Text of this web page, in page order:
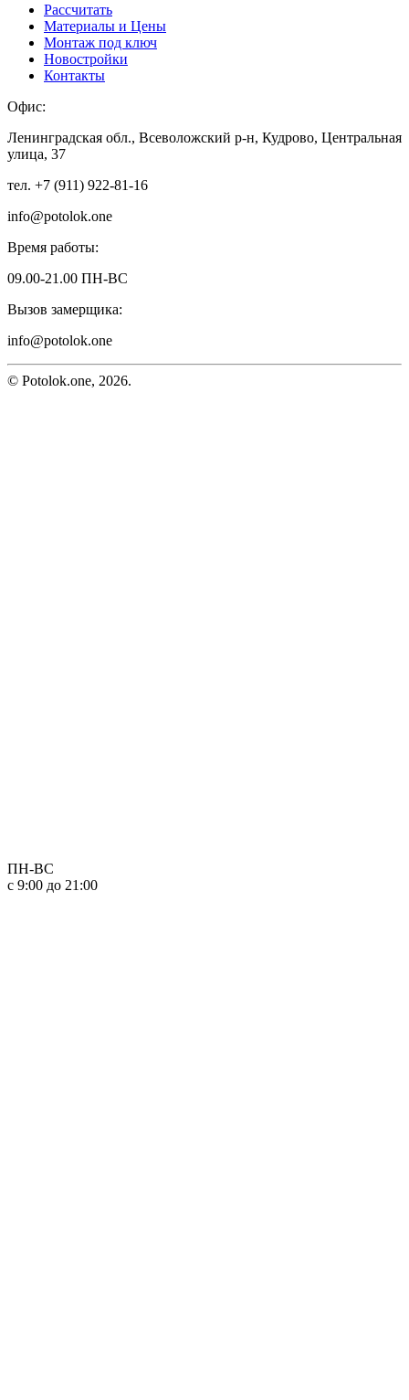
Рассчитать
Материалы и Цены
Монтаж под ключ
Новостройки
Контакты
Офис:
Ленинградская обл., Всеволожский р-н, Кудрово, Центральная
улица, 37
тел. +7 (911) 922-81-16
info@potolok.one
Время работы:
09.00-21.00 ПН-ВС
Вызов замерщика:
info@potolok.one
© Potolok.one, 2026.
ПН-ВС
с 9:00 до 21:00